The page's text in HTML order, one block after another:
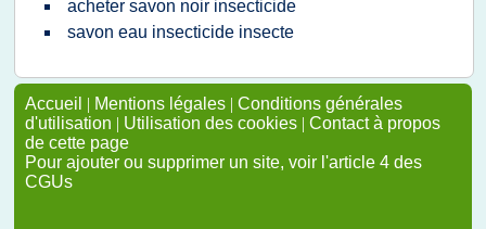
acheter savon noir insecticide
savon eau insecticide insecte
Accueil | Mentions légales | Conditions générales
d'utilisation | Utilisation des cookies | Contact à propos
de cette page
Pour ajouter ou supprimer un site, voir l'article 4 des
CGUs